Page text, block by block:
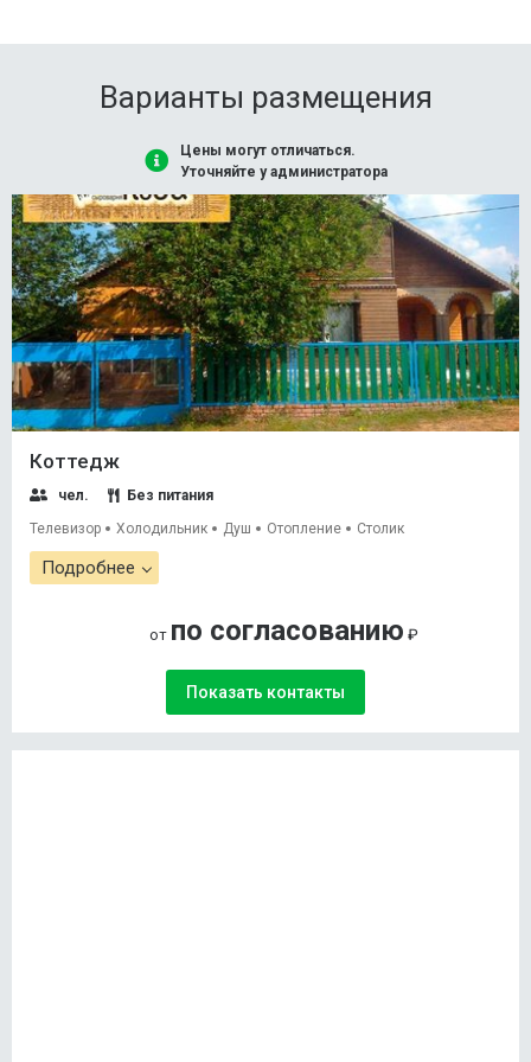
Варианты размещения
Цены могут отличаться.
Уточняйте у администратора
Коттедж
чел.
Без питания
Телевизор
Холодильник Душ Отопление Столик
Подробнее
от по согласованию ₽
Показать контакты